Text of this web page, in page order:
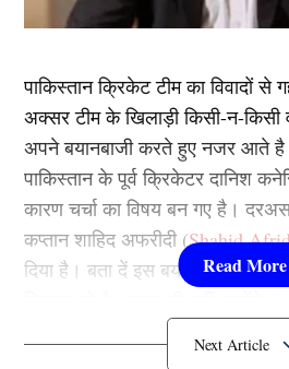
पाकिस्तान क्रिकेट टीम का विवादों से
अक्सर टीम के खिलाड़ी किसी-न-
अपने बयानबाजी करते हुए नजर आते
पाकिस्तान के पूर्व क्रिकेटर दानिश
कारण चर्चा का विषय बन गए है।
कप्तान शाहिद अफरीदी (Shahid
दिया है। बता दें इस बयान के जरिए वे
करार कर दिया है। आइये जानते है क्या